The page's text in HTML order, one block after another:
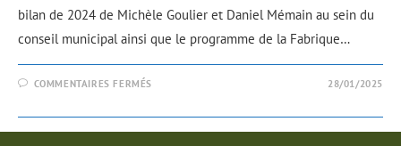
bilan de 2024 de Michèle Goulier et Daniel Mémain au sein du
conseil municipal ainsi que le programme de la Fabrique…
COMMENTAIRES FERMÉS 28/01/2025